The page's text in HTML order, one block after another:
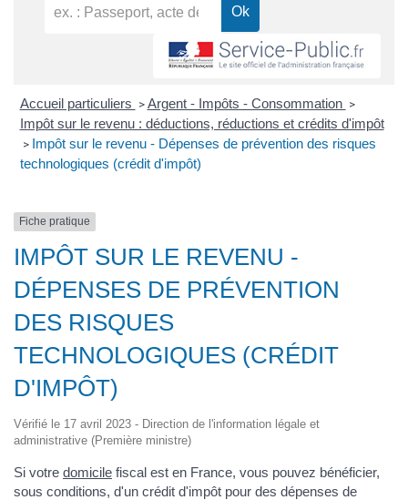
Accueil particuliers > Argent - Impôts - Consommation >
Impôt sur le revenu : déductions, réductions et crédits d'impôt
> Impôt sur le revenu - Dépenses de prévention des risques
technologiques (crédit d'impôt)
Fiche pratique
IMPÔT SUR LE REVENU -
DÉPENSES DE PRÉVENTION
DES RISQUES
TECHNOLOGIQUES (CRÉDIT
D'IMPÔT)
Vérifié le 17 avril 2023 - Direction de l'information légale et
administrative (Première ministre)
Si votre domicile fiscal est en France, vous pouvez bénéficier,
sous conditions, d'un crédit d'impôt pour des dépenses de